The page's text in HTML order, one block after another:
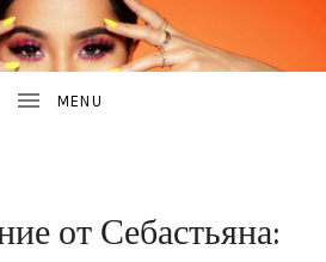
от Себастьяна:
МАРТА,
MIKHAIL